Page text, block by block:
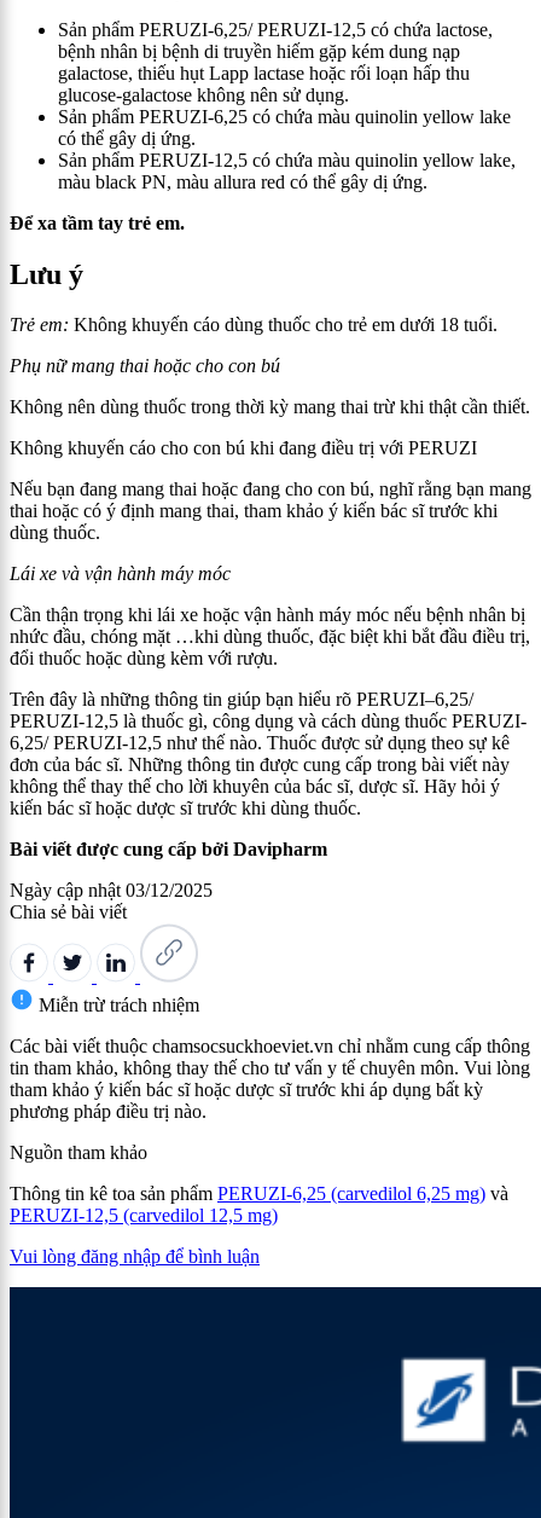
Sản phẩm PERUZI-6,25/PERUZI-12,5 có chứa lactose,
bệnh nhân bị bệnh di truyền hiếm gặp kém dung nạp
galactose, thiếu hụt Lapp lactase hoặc rối loạn hấp thu
glucose-galactose không nên sử dụng.
Sản phẩm PERUZI-6,25 có chứa màu quinolin yellow lake
có thể gây dị ứng.
Sản phẩm PERUZI-12,5 có chứa màu quinolin yellow lake,
màu black PN, màu allura red có thể gây dị ứng.
Để xa tầm tay trẻ em.
Lưu ý
Trẻ em: Không khuyến cáo dùng thuốc cho trẻ em dưới 18 tuổi.
Phụ nữ mang thai hoặc cho con bú
Không nên dùng thuốc trong thời kỳ mang thai trừ khi thật cần thiết.
Không khuyến cáo cho con bú khi đang điều trị với PERUZI
Nếu bạn đang mang thai hoặc đang cho con bú, nghĩ rằng bạn mang
thai hoặc có ý định mang thai, tham khảo ý kiến bác sĩ trước khi
dùng thuốc.
Lái xe và vận hành máy móc
Cần thận trọng khi lái xe hoặc vận hành máy móc nếu bệnh nhân bị
nhức đầu, chóng mặt …khi dùng thuốc, đặc biệt khi bắt đầu điều trị,
đổi thuốc hoặc dùng kèm với rượu.
Trên đây là những thông tin giúp bạn hiểu rõ PERUZI–6,25/
PERUZI-12,5 là thuốc gì, công dụng và cách dùng thuốc PERUZI-
6,25/PERUZI-12,5 như thế nào. Thuốc được sử dụng theo sự kê
đơn của bác sĩ. Những thông tin được cung cấp trong bài viết này
không thể thay thế cho lời khuyên của bác sĩ, dược sĩ. Hãy hỏi ý
kiến bác sĩ hoặc dược sĩ trước khi dùng thuốc.
Bài viết được cung cấp bởi Davipharm
Ngày cập nhật03/12/2025
Chia sẻ bài viết
Miễn trừ trách nhiệm
Các bài viết thuộc chamsocsuckhoeviet.vn chỉ nhằm cung cấp thông
tin tham khảo, không thay thế cho tư vấn y tế chuyên môn. Vui lòng
tham khảo ý kiến bác sĩ hoặc dược sĩ trước khi áp dụng bất kỳ
phương pháp điều trị nào.
Nguồn tham khảo
Thông tin kê toa sản phẩm PERUZI-6,25 (carvedilol 6,25 mg) và
PERUZI-12,5 (carvedilol 12,5 mg)
Vui lòng đăng nhập để bình luận